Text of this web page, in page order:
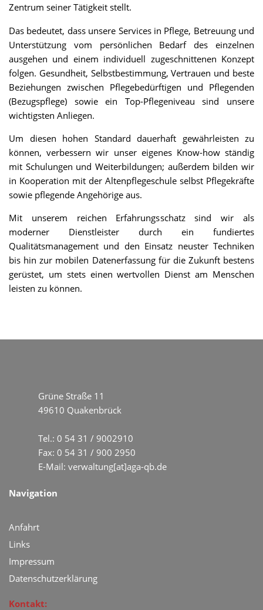
Zentrum seiner Tätigkeit stellt.
Das bedeutet, dass unsere Services in Pflege, Betreuung und
Unterstützung vom persönlichen Bedarf des einzelnen
ausgehen und einem individuell zugeschnittenen Konzept
folgen. Gesundheit, Selbstbestimmung, Vertrauen und beste
Beziehungen zwischen Pflegebedürftigen und Pflegenden
(Bezugspflege) sowie ein Top-Pflegeniveau sind unsere
wichtigsten Anliegen.
Um diesen hohen Standard dauerhaft gewährleisten zu
können, verbessern wir unser eigenes Know-how ständig
mit Schulungen und Weiterbildungen; außerdem bilden wir
in Kooperation mit der Altenpflegeschule selbst Pflegekräfte
sowie pflegende Angehörige aus.
Mit unserem reichen Erfahrungsschatz sind wir als
moderner Dienstleister durch ein fundiertes
Qualitätsmanagement und den Einsatz neuster Techniken
bis hin zur mobilen Datenerfassung für die Zukunft bestens
gerüstet, um stets einen wertvollen Dienst am Menschen
leisten zu können.
Grüne Straße 11
49610 Quakenbrück
Tel.: 0 54 31 / 9002910
Fax: 0 54 31 / 900 2950
E-Mail: verwaltung[at]aga-qb.de
Navigation
Anfahrt
Links
Impressum
Datenschutzerklärung
Kontakt: